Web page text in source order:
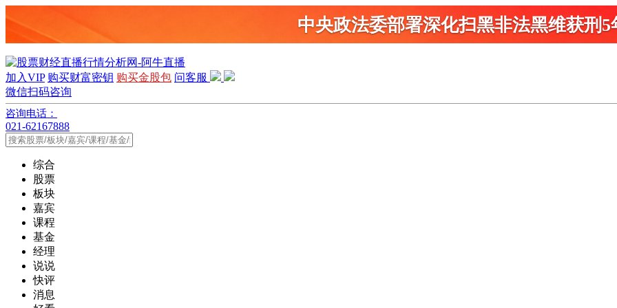
中央政法委部署深化扫黑非法黑维获刑5
加入VIP 购买财富密钥 购买金股包 问客服
微信扫码咨询
咨询电话：
021-62167888
综合
股票
板块
嘉宾
课程
基金
经理
说说
快评
消息